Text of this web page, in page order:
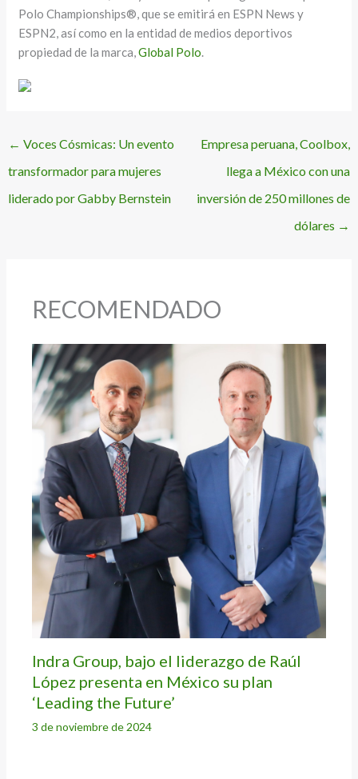
Polo Championships®, que se emitirá en ESPN News y
ESPN2, así como en la entidad de medios deportivos
propiedad de la marca,Global Polo.
← Voces Cósmicas: Un evento
transformador para mujeres
liderado por Gabby Bernstein
Empresa peruana, Coolbox,
llega a México con una
inversión de 250 millones de
dólares →
RECOMENDADO
Indra Group, bajo el liderazgo de Raúl
López presenta en México su plan
‘Leading the Future’
3 de noviembre de 2024